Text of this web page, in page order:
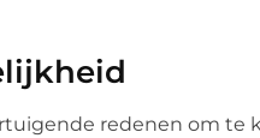
redenen om te